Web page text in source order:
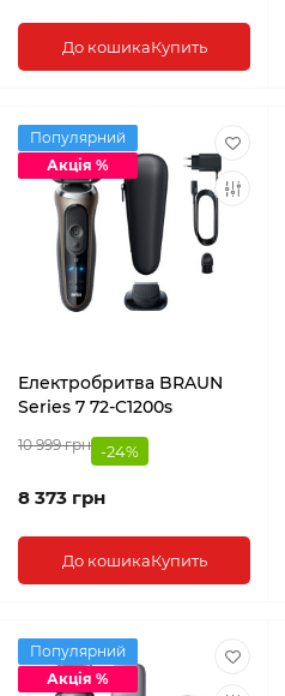
До кошикаКупить
Популярний
Акція %
Електробритва BRAUN
Series 7 72-C1200s
10 999 грн -24%
8 373 грн
До кошикаКупить
Популярний
Акція %